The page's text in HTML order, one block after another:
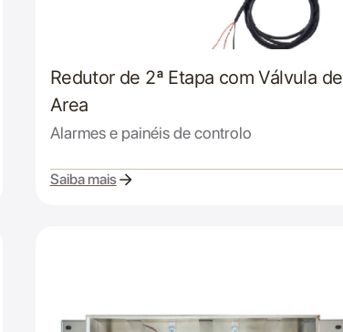
Redutor de 2ª Etapa com Válvula de
Area
Alarmes e painéis de controlo
Saiba mais